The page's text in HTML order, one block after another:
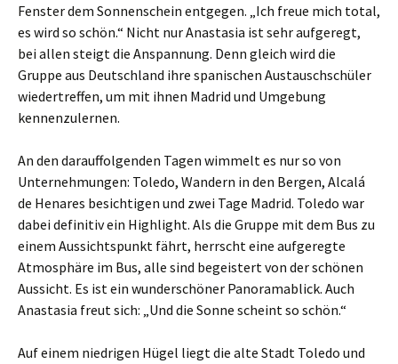
Fenster dem Sonnenschein entgegen. „Ich freue mich total,
es wird so schön.“ Nicht nur Anastasia ist sehr aufgeregt,
bei allen steigt die Anspannung. Denn gleich wird die
Gruppe aus Deutschland ihre spanischen Austauschschüler
wiedertreffen, um mit ihnen Madrid und Umgebung
kennenzulernen.
An den darauffolgenden Tagen wimmelt es nur so von
Unternehmungen: Toledo, Wandern in den Bergen, Alcalá
de Henares besichtigen und zwei Tage Madrid. Toledo war
dabei definitiv ein Highlight. Als die Gruppe mit dem Bus zu
einem Aussichtspunkt fährt, herrscht eine aufgeregte
Atmosphäre im Bus, alle sind begeistert von der schönen
Aussicht. Es ist ein wunderschöner Panoramablick. Auch
Anastasia freut sich: „Und die Sonne scheint so schön.“
Auf einem niedrigen Hügel liegt die alte Stadt Toledo und